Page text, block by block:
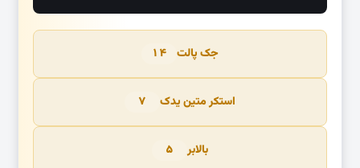
جک پالت ۱۴
استکر متین یدک ۷
بالابر ۵